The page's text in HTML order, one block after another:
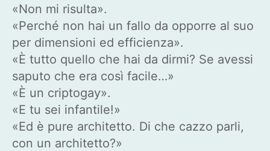
«Non mi risulta».
«Perché non hai un fallo da opporre al suo
per dimensioni ed efficienza».
«È tutto quello che hai da dirmi? Se avessi
saputo che era così facile…»
«È un criptogay».
«E tu sei infantile!»
«Ed è pure architetto. Di che cazzo parli,
con un architetto?»